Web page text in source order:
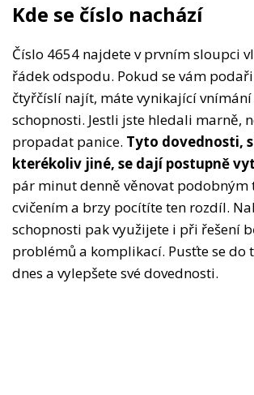
Kde se číslo nachází
Číslo 4654 najdete v prvním sloupci
řádek odspodu. Pokud se vám
čtyřčíslí najít, máte vynikající
schopnosti. Jestli jste hledali marně,
propadat panice. Tyto dovednosti,
kterékoliv jiné, se dají postupně
pár minut denně věnovat podobným
cvičením a brzy pocítíte ten rozdíl.
schopnosti pak využijete i při řešení
problémů a komplikací. Pusťte se do
dnes a vylepšete své dovednosti.